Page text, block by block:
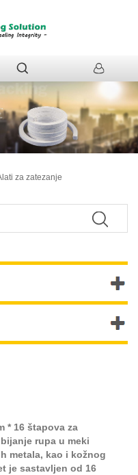
za zatezanje
* 16 štapova za
rupa u meki
metala, kao i kožnog
je sastavljen od 16